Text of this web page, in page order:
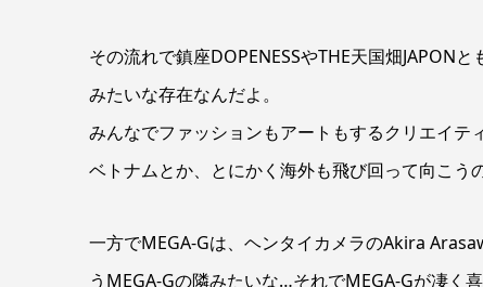
その流れで鎮座DOPENESSやTHE天国畑JAPON
みたいな存在なんだよ。
みんなでファッションもアートもするクリエイ
ベトナムとか、とにかく海外も飛び回って向こう
一方でMEGA-Gは、ヘンタイカメラのAkira
うMEGA-Gの隣みたいな…それでMEGA-Gが凄く